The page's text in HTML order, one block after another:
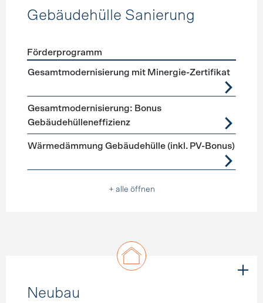
Gebäudehülle Sanierung
Förderprogramme Gebäudehülle Sanierung
Förderprogramm
Gesamtmodernisierung mit Minergie-Zertifikat
Gesamtmodernisierung: Bonus
Gebäudehülleneffizienz
Wärmedämmung Gebäudehülle (inkl. PV-Bonus)
+ alle öffnen
Neubau